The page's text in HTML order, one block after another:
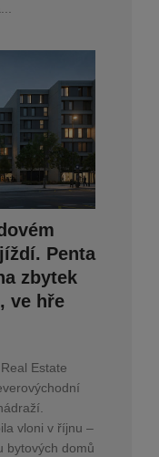
Penta
zbytek
ve hře
Estate
vloni v říjnu –
bytových domů